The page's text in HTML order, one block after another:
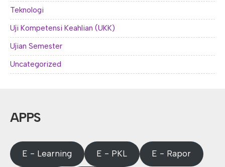
Teknologi
Uji Kompetensi Keahlian (UKK)
Ujian Semester
Uncategorized
APPS
E - Learning E - PKL E - Rapor